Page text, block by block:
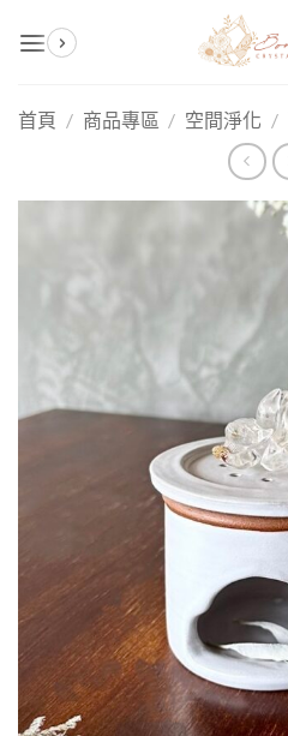
首頁 / 商品專區 / 空間淨化 /